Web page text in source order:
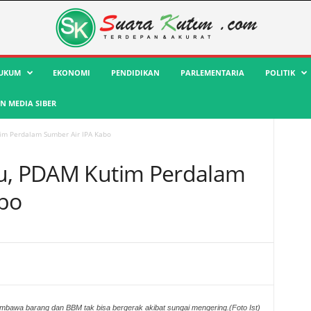
EKONOMI PENDIDIKAN PARLEMENTARIA POLITIK
MEDIA SIBER
Perdalam Sumber Air IPA Kabo
PDAM Kutim Perdalam
barang dan BBM tak bisa bergerak akibat sungai mengering.(Foto Ist)